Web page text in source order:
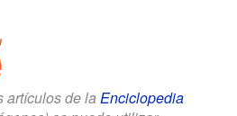
artículos de la Enciclopedia